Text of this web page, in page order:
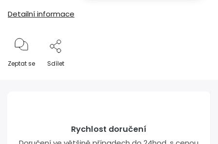
Detailní informace
Zeptat se Sdílet
Rychlost doručení